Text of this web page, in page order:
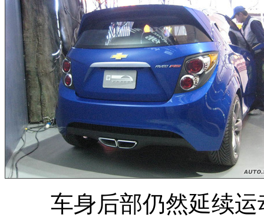
车身后部仍然延续运